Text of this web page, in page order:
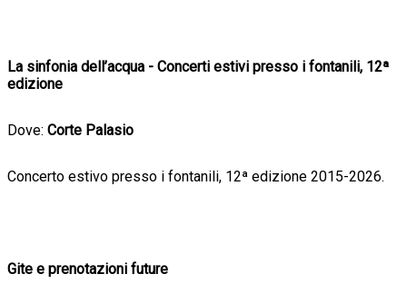
La sinfonia dell’acqua - Concerti estivi presso i fontanili, 12ª
edizione
Dove: Corte Palasio
Concerto estivo presso i fontanili, 12ª edizione 2015-2026.
Gite e prenotazioni future